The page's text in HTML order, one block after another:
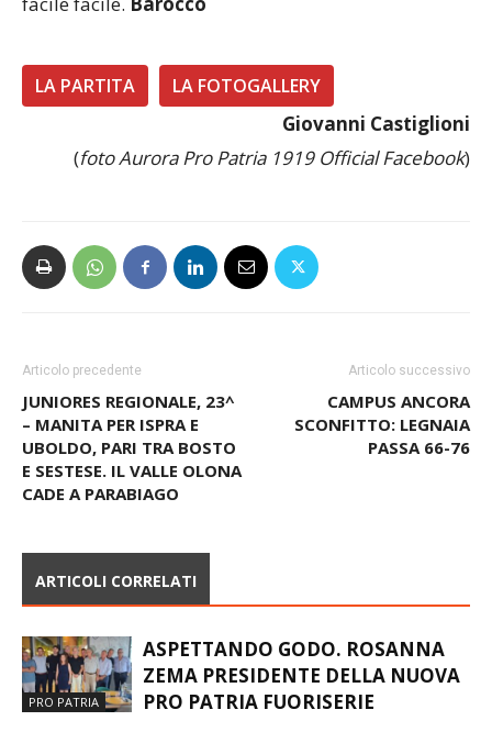
LA PARTITA LA FOTOGALLERY
Giovanni Castiglioni
(foto Aurora Pro Patria 1919 Official Facebook)
Articolo precedente
JUNIORES REGIONALE, 23^
– MANITA PER ISPRA E
UBOLDO, PARI TRA BOSTO
E SESTESE. IL VALLE OLONA
CADE A PARABIAGO
Articolo successivo
CAMPUS ANCORA
SCONFITTO: LEGNAIA
PASSA 66-76
ARTICOLI CORRELATI
PRO PATRIA
ASPETTANDO GODO. ROSANNA
ZEMA PRESIDENTE DELLA NUOVA
PRO PATRIA FUORISERIE